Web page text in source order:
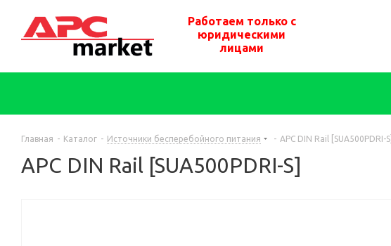
Работаем только с
юридическими
лицами
Главная - Каталог - Источники бесперебойного питания - APC DIN Rail [SUA500PDRI-S]
APC DIN Rail [SUA500PDRI-S]